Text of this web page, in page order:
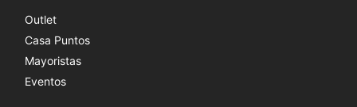
Outlet
Casa Puntos
Mayoristas
Eventos